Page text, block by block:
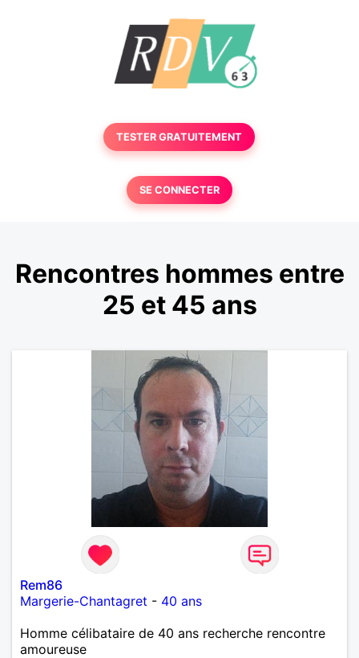
TESTER GRATUITEMENT
SE CONNECTER
Rencontres hommes entre
25 et 45 ans
Rem86
Margerie-Chantagret - 40 ans
Homme célibataire de 40 ans recherche rencontre
amoureuse